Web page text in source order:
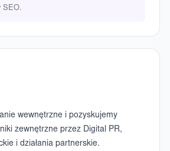
SEO.
wewnętrzne i pozyskujemy
zewnętrzne przez Digital PR,
i działania partnerskie.